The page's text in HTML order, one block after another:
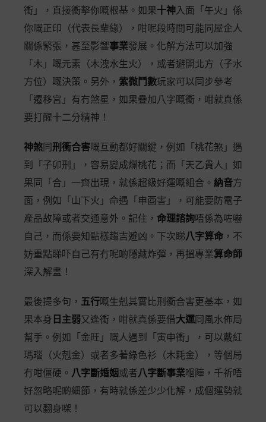
衝」，直接衝擊你嘅根基。如果十神入面「午火」係
你嘅正印（代表長輩緣），咁呢段時間可能同屋企人
關係緊張，甚至影響事業發展。化解方法可以加強
「木」嘅元素（木洩水生火），或者避開北方（子水
方位）嘅決策。另外， 紫微鬥數玩家可以同步參考
「遷移宮」有冇煞星，如果疊加八字嘅衝，咁就真係
要打醒十二分精神！
神煞 同 刑衝合害嘅互動都好關鍵，例如「桃花煞」遇
到「子卯刑」，容易變成爛桃花；而「天乙貴人」如
果同「合」一齊出現，就係超級好運嘅組合。 納音方
面，例如「山下火」命遇「申酉害」，可能要防電子
產品故障或者交通意外。記住， 命理諮詢唔係為咗嚇
自己，而係要知點樣趨吉避凶。下次睇八字算命 ，不
妨重點睇吓自己有冇呢啲隱藏炸彈，再搵專業算命師
深入解畫！
最後提多句， 五行嘅生剋其實比刑衝合害更基本，如
果本身 日主弱又逢衝，咁就真係要借大運 同風水佈局
幫手。例如「金旺」嘅人遇到「寅申衝」，可以戴紅
瑪瑙（火剋金）或者多著綠色衫（木耗金），等個局
冇咁僵硬。 八字斷婚姻或者八字斷事業嗰陣，千祈唔
好忽略呢啲細節，有時就係差少少化解，成個運勢就
可以翻身㗎！